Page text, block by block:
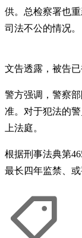
供。总检察署也
司法不公的情况。
文告透露，被告已
警方强调，警察
准。对于犯法的
上法庭。
根据刑事法典第
最长四年监禁、或